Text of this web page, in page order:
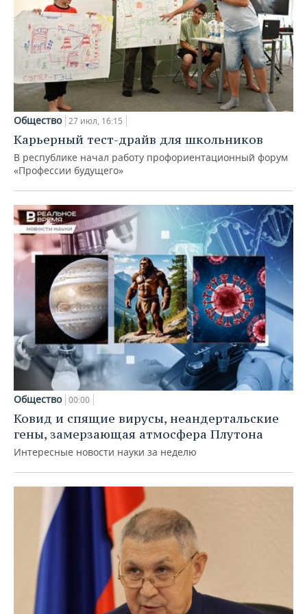
Общество 27 июл, 16:15
Карьерный тест-драйв для школьников
В республике начал работу профориентационный форум
«Профессии будущего»
Общество 00:00
Ковид и спящие вирусы, неандертальские
гены, замерзающая атмосфера Плутона
Интересные новости науки за неделю